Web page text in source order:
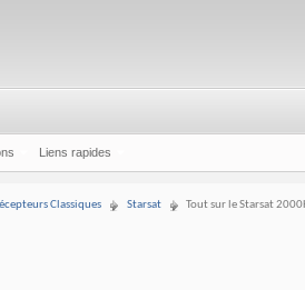
Liens rapides
Classiques Starsat Tout sur le Starsat